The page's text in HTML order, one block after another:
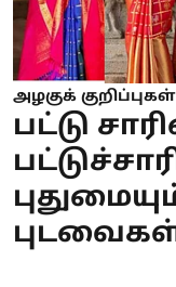
அழகுக் குறிப்புகள்
பட்டு